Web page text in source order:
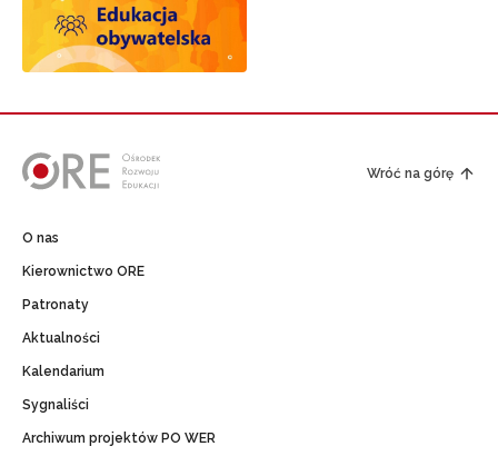
Wróć na górę
O nas
Kierownictwo ORE
Patronaty
Aktualności
Kalendarium
Sygnaliści
Archiwum projektów PO WER